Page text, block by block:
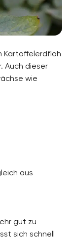
Kartoffelerdfloh
Auch dieser
wie
aus
gut zu
sich schnell